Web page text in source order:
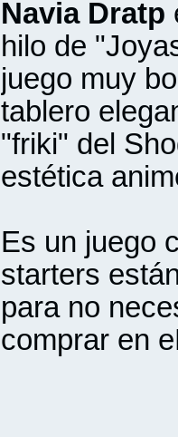
Navia Dratp
hilo de
juego muy
tablero
"friki" del
estética
Es un juego
starters
para no
comprar en